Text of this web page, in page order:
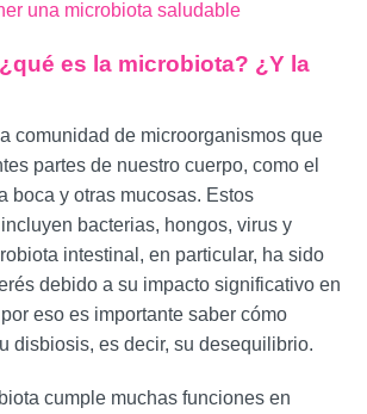
una microbiota saludable
es la microbiota? ¿Y la
comunidad de microorganismos que
partes de nuestro cuerpo, como el
boca y otras mucosas. Estos
bacterias, hongos, virus y
intestinal, en particular, ha sido
debido a su impacto significativo en
eso es importante saber cómo
disbiosis, es decir, su desequilibrio.
cumple muchas funciones en